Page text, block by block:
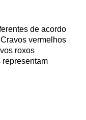
de acordo
vermelhos
roxos
representam